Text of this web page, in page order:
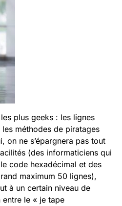
plus geeks : les lignes
méthodes de piratages
on ne s’épargnera pas tout
(des informaticiens qui
code hexadécimal et des
maximum 50 lignes),
à un certain niveau de
le « je tape